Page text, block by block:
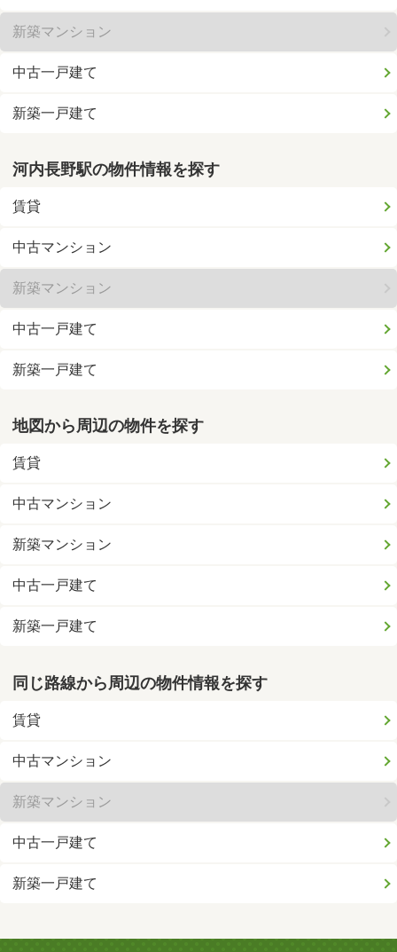
新築マンション
中古一戸建て
新築一戸建て
河内長野駅の物件情報を探す
賃貸
中古マンション
新築マンション
中古一戸建て
新築一戸建て
地図から周辺の物件を探す
賃貸
中古マンション
新築マンション
中古一戸建て
新築一戸建て
同じ路線から周辺の物件情報を探す
賃貸
中古マンション
新築マンション
中古一戸建て
新築一戸建て